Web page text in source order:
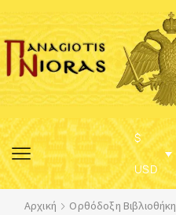
$
USD
Αρχική Ορθόδοξη Βιβλιοθήκη